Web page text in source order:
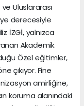
Uluslararası
derecesiyle
İZGİ, yalnızca
Akademik
Özel eğitimler,
çıkıyor. Fine
amirliğine,
koruma alanındaki